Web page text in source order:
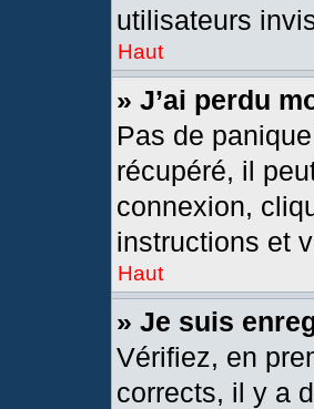
utilisateurs
Haut
» J’ai perdu
Pas de
récupéré, il
connexion,
instructions et
Haut
» Je suis
Vérifiez, en
corrects, il y a